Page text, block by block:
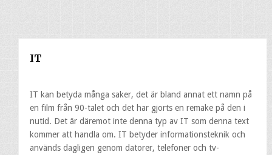
IT
IT kan betyda många saker, det är bland annat ett namn på
en film från 90-talet och det har gjorts en remake på den i
nutid. Det är däremot inte denna typ av IT som denna text
kommer att handla om. IT betyder informationsteknik och
används dagligen genom datorer, telefoner och tv-